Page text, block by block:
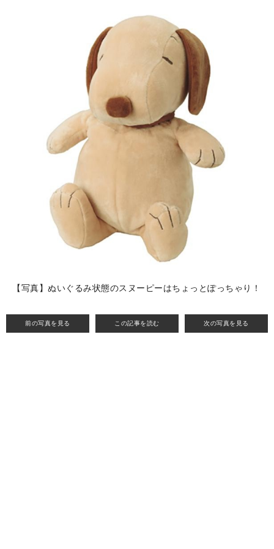
前の写真を見る この記事を読む 次の写真を見る
【写真】ぬいぐるみ状態のスヌーピーはちょっとぽっちゃり！